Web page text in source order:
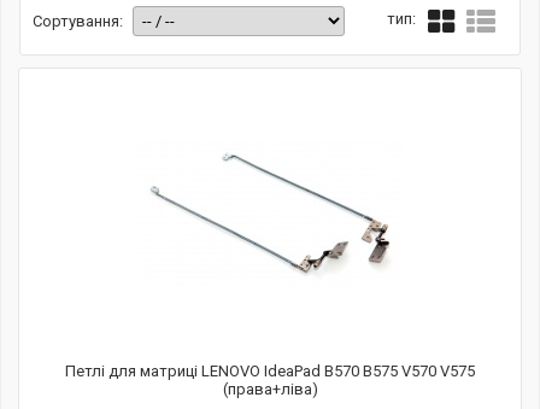
Сортування: тип:
Петлі для матриці LENOVO IdeaPad B570 B575 V570 V575
(права+ліва)